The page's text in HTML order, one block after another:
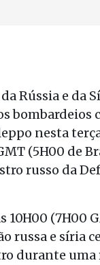
Rússia e da
bombardeios
nesta
(5H00 de
russo da
10H00 (7H00
russa e síria
durante uma